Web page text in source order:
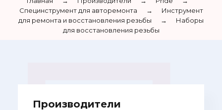
Специнструмент для авторемонта
→
Инструмент
для ремонта и восстановления резьбы
→
Наборы
для восстановления резьбы
Производители